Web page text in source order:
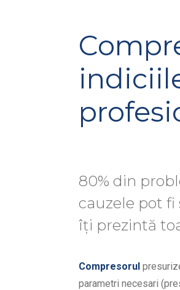
80% din
cauzele pot
îți prezintă
Compresorul
parametri necesari